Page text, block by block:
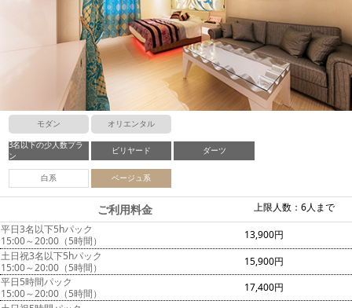
モダン オリエンタル
3名以下の少人数プラ
ン
ビリヤード ダーツ
白系 ベージュ系
上限人数：6人まで
ご利用料金
平日3名以下5hパック
15:00～20:00（5時間）
13,900円
土日祝3名以下5hパック
15:00～20:00（5時間）
15,900円
平日5時間パック
15:00～20:00（5時間）
17,400円